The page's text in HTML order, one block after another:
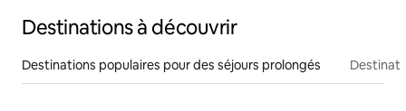
Destinations à découvrir
Destinations populaires pour des séjours prolongés